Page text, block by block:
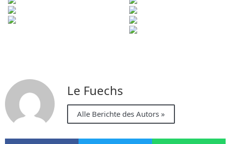
Le Fuechs
Alle Berichte des Autors »